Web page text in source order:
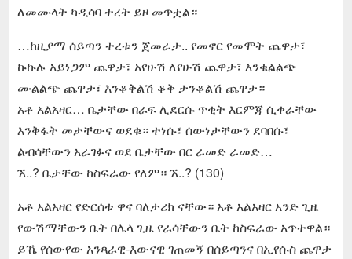
ለመሙላት ካዲሳባ ተረት ይዞ መጥቷል።
…ከዚያማ ሰይጣን ተረቱን ጀመራታ.. የመኖር የመሞት ጨዋታ፣
ኩኩሉ አይነጋም ጨዋታ፣ አየሁሽ ለየሁሽ ጨዋታ፣ እንቁልልጭ
ሙልልጭ ጨዋታ፣ እንቆቅልሽ ቆቅ ታንቆልሽ ጨዋታ።
አቶ አልአዛር… ቤታቸው በራፍ ሊደርሱ ጥቂት እርምጃ ሲቀራቸው
እንቅፋት መታቸውና ወደቁ። ተነሱ፣ ሰውነታቸውን ደባበሱ፣
ልብሳቸውን አራገፉና ወደ ቤታቸው በር ራመድ ራመድ…
ኧ..? ቤታቸው ከስፍራው የለም። ኧ..? (130)
አቶ አልአዛር የድርሰቱ ዋና ባለታሪክ ናቸው። አቶ አልአዛር አንድ ጊዜ
የውሽማቸውን ቤት በሌላ ጊዜ የራሳቸውን ቤት ከስፍራው አጥተዋል።
ይኼ የሰውየው አንጻራዊ-እውናዊ ገጠመኝ በሰይጣንና በኢየሱስ ጨዋታ